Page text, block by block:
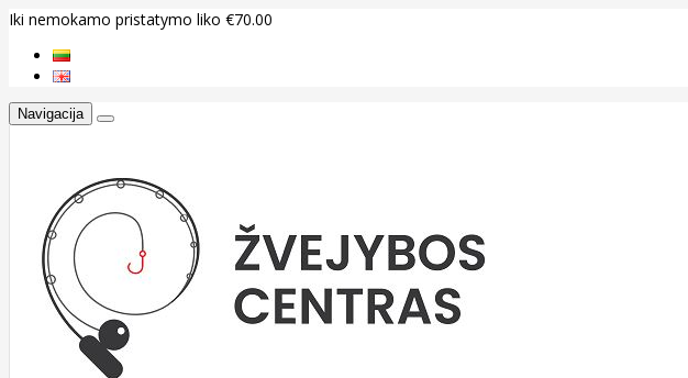
Iki nemokamo pristatymo liko €70.00
Navigacija